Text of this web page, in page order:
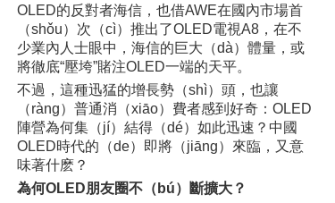
OLED的反對者海信，也借AWE在國內市場首
（shǒu）次（cì）推出了OLED電視A8，在不
少業內人士眼中，海信的巨大（dà）體量，或
將徹底“壓垮”賭注OLED一端的天平。
不過，這種迅猛的增長勢（shì）頭，也讓
（ràng）普通消（xiāo）費者感到好奇：OLED
陣營為何集（jí）結得（dé）如此迅速？中國
OLED時代的（de）即將（jiāng）來臨，又意
味著什麽？
為何OLED朋友圈不（bú）斷擴大？